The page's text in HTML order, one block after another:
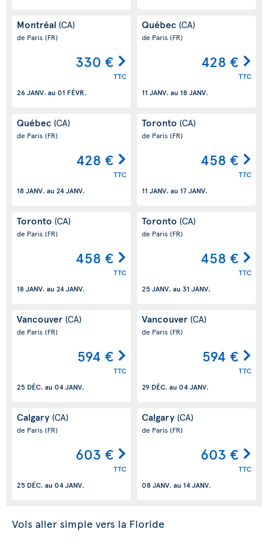
Montréal (CA)
de Paris (FR)
330 €
TTC
26 JANV. au 01 FÉVR.
Québec (CA)
de Paris (FR)
428 €
TTC
11 JANV. au 18 JANV.
Québec (CA)
de Paris (FR)
428 €
TTC
18 JANV. au 24 JANV.
Toronto (CA)
de Paris (FR)
458 €
TTC
11 JANV. au 17 JANV.
Toronto (CA)
de Paris (FR)
458 €
TTC
18 JANV. au 24 JANV.
Toronto (CA)
de Paris (FR)
458 €
TTC
25 JANV. au 31 JANV.
Vancouver (CA)
de Paris (FR)
594 €
TTC
25 DÉC. au 04 JANV.
Vancouver (CA)
de Paris (FR)
594 €
TTC
29 DÉC. au 04 JANV.
Calgary (CA)
de Paris (FR)
603 €
TTC
25 DÉC. au 04 JANV.
Calgary (CA)
de Paris (FR)
603 €
TTC
08 JANV. au 14 JANV.
Vols aller simple vers la Floride